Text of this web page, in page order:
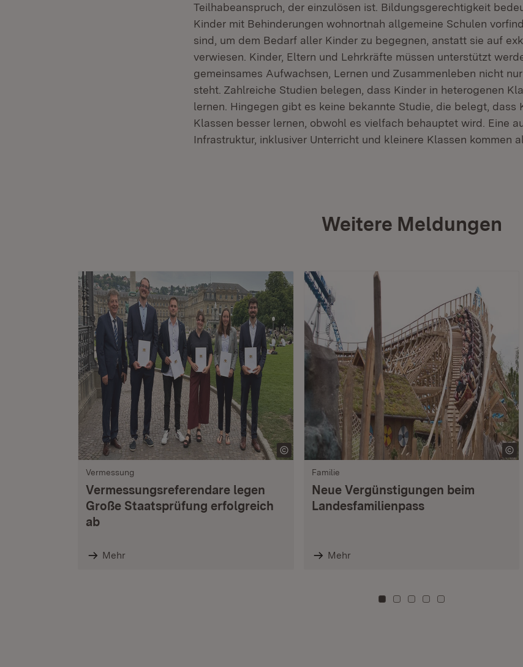
Teilhabeanspruch, der einzulösen ist. Bildungsgerechtigkeit
Kinder mit Behinderungen wohnortnah allgemeine Schulen
sind, um dem Bedarf aller Kinder zu begegnen, anstatt sie auf
verwiesen. Kinder, Eltern und Lehrkräfte müssen unterstützt
gemeinsames Aufwachsen, Lernen und Zusammenleben nicht
steht. Zahlreiche Studien belegen, dass Kinder in heterogenen
lernen. Hingegen gibt es keine bekannte Studie, die belegt, dass
Klassen besser lernen, obwohl es vielfach behauptet wird. Eine
Infrastruktur, inklusiver Unterricht und kleinere Klassen kommen
Weitere Meldungen
Vermessung
Vermessungsreferendare legen
Große Staatsprüfung erfolgreich
ab
Mehr
Familie
Neue Vergünstigungen beim
Landesfamilienpass
Mehr
Zu Kachel: 0
Zu Kachel: 3
Zu Kachel: 6
Zu Kachel: 9
Zu Kachel: 12